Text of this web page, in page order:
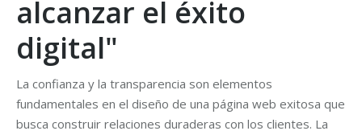
alcanzar el éxito
digital"
La confianza y la transparencia son elementos
fundamentales en el diseño de una página web exitosa que
busca construir relaciones duraderas con los clientes. La